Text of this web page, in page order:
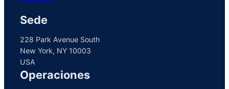
Sede
228 Park Avenue South
New York, NY 10003
USA
Operaciones